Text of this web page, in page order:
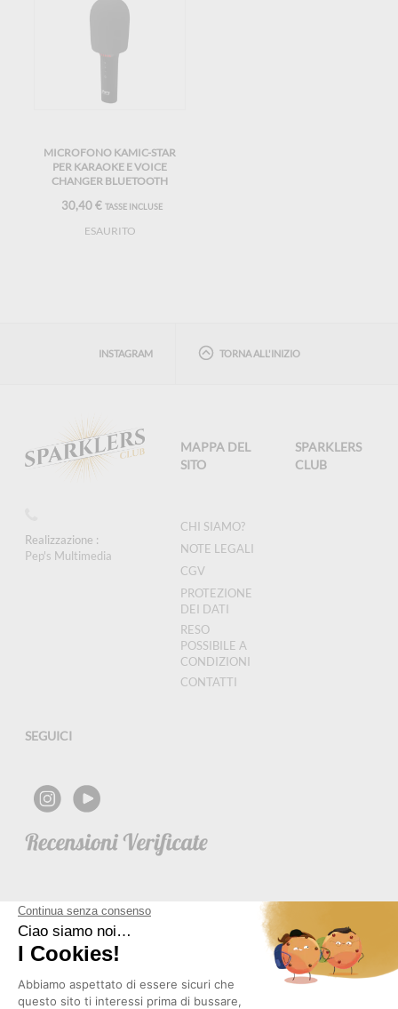
MICROFONO KAMIC-STAR
PER KARAOKE E VOICE
CHANGER BLUETOOTH
30,40 € TASSE INCLUSE
ESAURITO
INSTAGRAM TORNA ALL'INIZIO
Realizzazione :
Pep's Multimedia
MAPPA DEL
SITO
CHI SIAMO?
NOTE LEGALI
CGV
PROTEZIONE
DEI DATI
RESO
POSSIBILE A
CONDIZIONI
CONTATTI
SPARKLERS
CLUB
SEGUICI
NEWSLETTER